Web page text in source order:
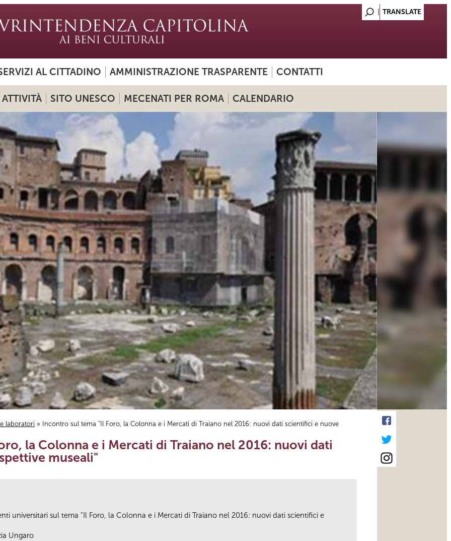
AL CITTADINO AMMINISTRAZIONE TRASPARENTE CONTATTI
ATTIVITÀ SITO UNESCO MECENATI PER ROMA CALENDARIO
laboratori » Incontro sul tema "Il Foro, la Colonna e i Mercati di Traiano nel 2016: nuovi dati scientifici e nuove
la Colonna e i Mercati di Traiano nel 2016: nuovi dati
museali"
universitari sul tema "Il Foro, la Colonna e i Mercati di Traiano nel 2016: nuovi dati scientifici e
Ungaro